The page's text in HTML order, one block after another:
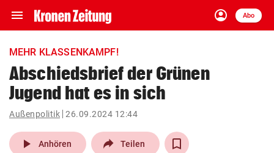
menu Navigation
ein-/ausklappen
account_circle
Anmelden
Abo
close Schließen
account_circle Anmelden
pin_drop
Wien arrow_right
MEHR KLASSENKAMPF!
Abschiedsbrief der Grünen
Jugend hat es in sich
Außenpolitik 26.09.2024 12:44
play_arrow Anhören Teilen